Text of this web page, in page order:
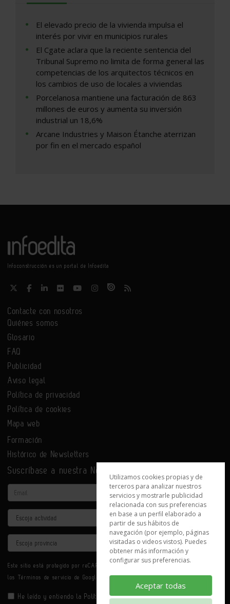
El elevado precio de la vivienda impulsa el
interés por vivir en municipios rurales
El Cgate aclara que la reciente sentencia del
Tribunal Supremo no limita de forma general las
competencias de los arquitectos técnicos en
los cambios de uso de locales a viviendas
Porcelanosa mantiene una facturación de 863
millones de euros y aumenta su inversión
industrial un 18,6%
Arcane Industries y Maison Étanche aterrizan
por fin en el mercado español
Infoconstrucción es un portal de Infoedita
Contacte con nosotros
Quiénes somos
Glosario
FAQ
Publicidad
Aviso legal
Política de privacidad
Política de cookies
Mapa web
Formación
Histórico de Newsletters
Suscríbase a nuestra Newsletter
Email
Actividad
Provincia
Este sitio está protegido por reCAPTCHA y se aplican la
los Términos de servicio de Google.
He leído y entiendo la Política de Privacidad
Utilizamos cookies propias y de
terceros para analizar nuestros
servicios y mostrarle publicidad
relacionada con sus preferencias
en base a un perfil elaborado a
partir de sus hábitos de
navegación (por ejemplo, páginas
visitadas o videos vistos). Puedes
obtener más información y
configurar sus preferencias.
Aceptar todas